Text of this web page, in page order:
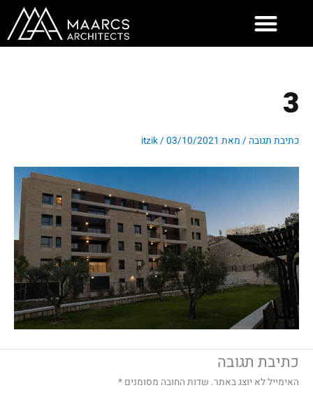
3
כתיבת תגובה / מאת itzik/ 03/10/2021
כתיבת תגובה
האימייל לא יוצג באתר. שדות החובה מסומנים *